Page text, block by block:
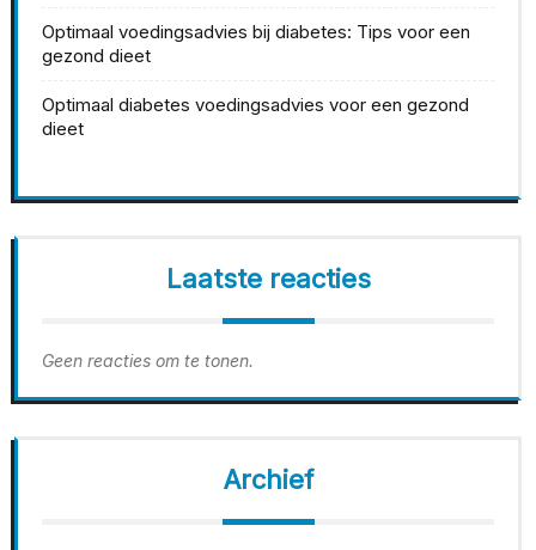
Optimaal voedingsadvies bij diabetes: Tips voor een
gezond dieet
Optimaal diabetes voedingsadvies voor een gezond
dieet
Laatste reacties
Geen reacties om te tonen.
Archief